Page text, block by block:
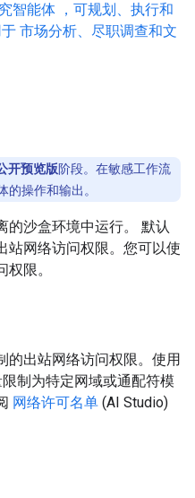
智能体 ，可规划、执行和
市场分析、尽职调查和文
开预览版阶段。在敏感工作流
操作和输出。
的沙盒环境中运行。 默认
站网络访问权限。您可以使
限。
的出站网络访问权限。使用
制为特定网域或通配符模
网络许可名单 (AI Studio)